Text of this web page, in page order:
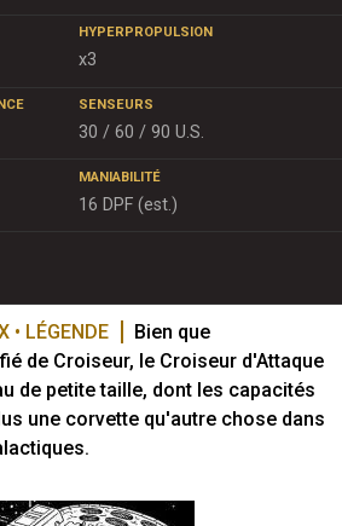
HYPERPROPULSION
x3
SENSEURS
30 / 60 / 90 U.S.
MANIABILITÉ
16 DPF (est.)
• LÉGENDE
Bien que
de Croiseur, le Croiseur d'Attaque
de petite taille, dont les capacités
une corvette qu'autre chose dans